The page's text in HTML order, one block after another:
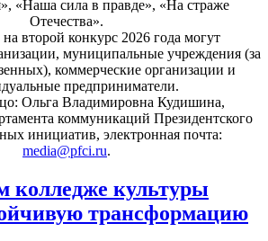
«Наша сила в правде», «На страже
Отечества».
на второй конкурс 2026 года могут
муниципальные учреждения (за
коммерческие организации и
предприниматели.
Ольга Владимировна Кудишина,
коммуникаций Президентского
инициатив, электронная почта:
media@pfci.ru.
колледже культуры
трансформацию